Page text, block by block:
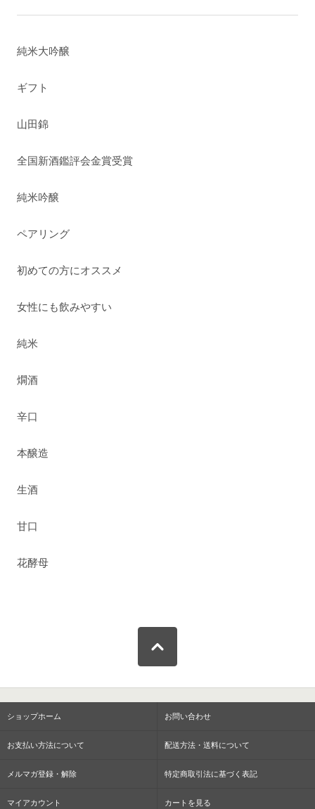
純米大吟醸
ギフト
山田錦
全国新酒鑑評会金賞受賞
純米吟醸
ペアリング
初めての方にオススメ
女性にも飲みやすい
純米
燗酒
辛口
本醸造
生酒
甘口
花酵母
ショップホーム お問い合わせ
お支払い方法について 配送方法・送料について
メルマガ登録・解除 特定商取引法に基づく表記
マイアカウント カートを見る